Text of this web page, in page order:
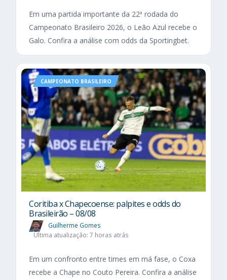
Em uma partida importante da 22ª rodada do
Campeonato Brasileiro 2026, o Leão Azul recebe o
Galo. Confira a análise com odds da Sportingbet.
CAMPEONATO BRASILEIRO
Coritiba x Chapecoense: palpites e odds do
Brasileirão – 08/08
Guilherme Gomes
Última atualização: 7 horas atrás
Em um confronto entre times em má fase, o Coxa
recebe a Chape no Couto Pereira. Confira a análise